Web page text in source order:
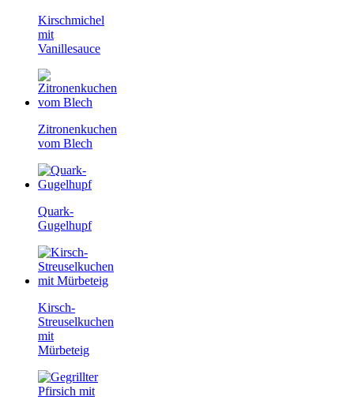
Kirschmichel
mit
Vanillesauce
Zitronenkuchen
vom Blech
Quark-
Gugelhupf
Kirsch-
Streuselkuchen
mit
Mürbeteig